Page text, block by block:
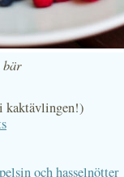
bär
kaktävlingen!)
och hasselnötter